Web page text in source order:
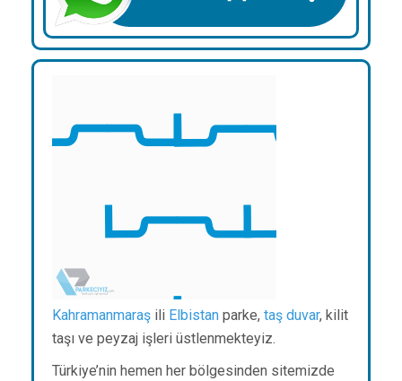
Kahramanmaraş ili Elbistan parke, taş duvar, kilit
taşı ve peyzaj işleri üstlenmekteyiz.
Türkiye’nin hemen her bölgesinden sitemizde